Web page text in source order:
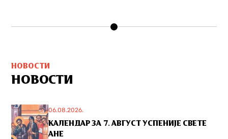
НОВОСТИ
НОВОСТИ
06.08.2026.
КАЛЕНДАР ЗА 7. АВГУСТ УСПЕНИЈЕ СВЕТЕ
АНЕ